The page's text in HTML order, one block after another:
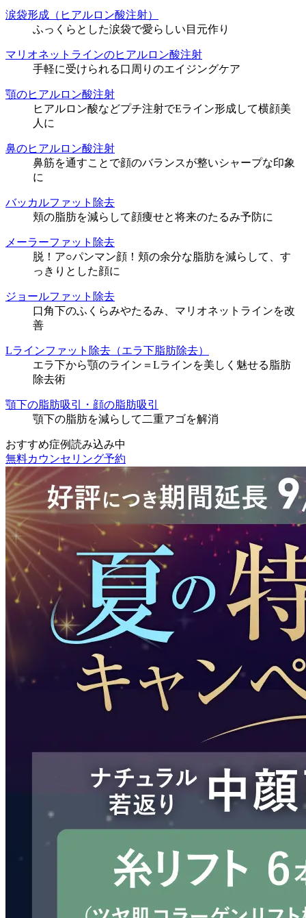
涙袋形成（ヒアルロン酸注射）
ふっくらとした涙袋で愛らしい目元作り
マリオネットラインのヒアルロン酸注射
手軽に受けられる口周りのエイジングケア
顎のヒアルロン酸注射
ヒアルロン酸などプチ注射でEライン形成して横顔美
人に
鼻のヒアルロン酸注射
鼻筋を通すことで顔のバランスが整いシャープな印象
に
バッカルファット除去
頬の脂肪を減らして顔痩せと将来のたるみ予防に
メーラーファット除去
脱！ア○パンマン顔！頬の余分な脂肪を減らして、す
っきりとした顔に
ジョールファット除去
口角下のふくらみやたるみ、マリオネットラインを改
善
Lラインファット除去（エラ下脂肪除去）
エラ下から顎のライン＝Lラインを美しく魅せる脂肪
除去術
顎下の脂肪吸引・顔の脂肪吸引
顎下の脂肪を減らして二重アゴを解消
おすすめ症例読み込み中
無料カウンセリング予約